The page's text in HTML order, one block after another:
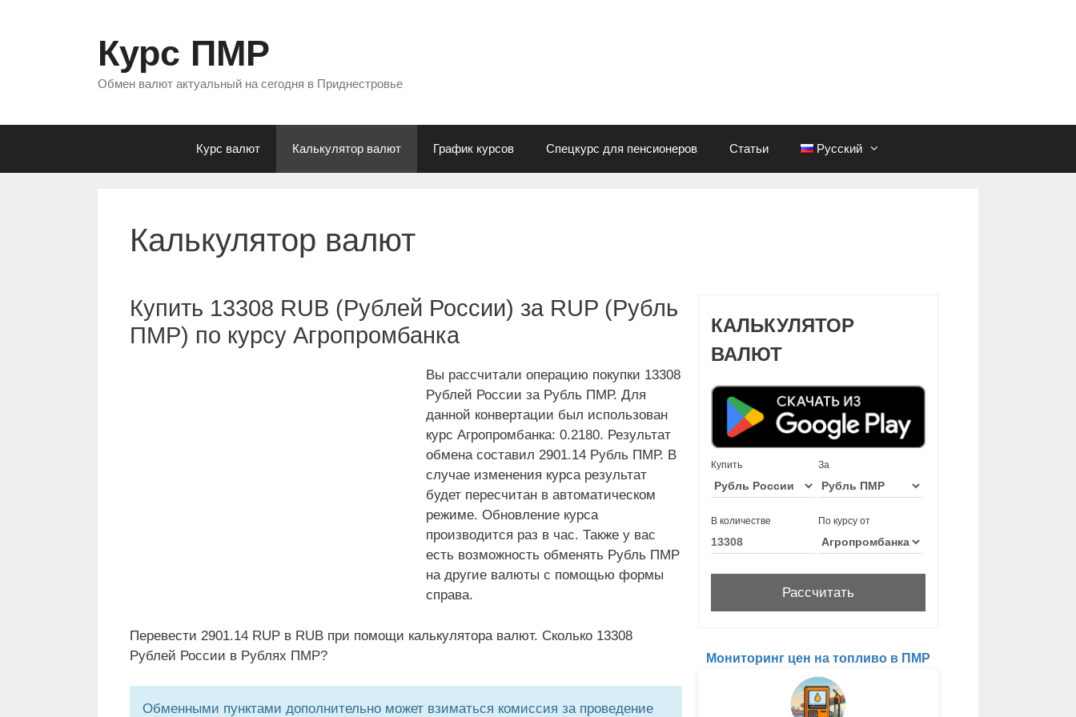
Курс ПМР
Обмен валют актуальный на сегодня в Приднестровье
Курс валют Калькулятор валют График курсов Спецкурс для пенсионеров Статьи Русский
Калькулятор валют
Купить 13308 RUB (Рублей России) за RUP (Рубль
ПМР) по курсу Агропромбанка
Вы рассчитали операцию покупки 13308
Рублей России за Рубль ПМР. Для
данной конвертации был использован
курс Агропромбанка: 0.2180. Результат
обмена составил 2901.14 Рубль ПМР. В
случае изменения курса результат
будет пересчитан в автоматическом
режиме. Обновление курса
производится раз в час. Также у вас
есть возможность обменять Рубль ПМР
на другие валюты с помощью формы
справа.
Перевести 2901.14 RUP в RUB при помощи калькулятора валют. Сколько 13308
Рублей России в Рублях ПМР?
Обменными пунктами дополнительно может взиматься комиссия за проведение
КАЛЬКУЛЯТОР
ВАЛЮТ
Купить За
В количестве По курсу от
Мониторинг цен на топливо в ПМР